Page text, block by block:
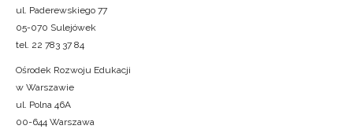
ul. Paderewskiego 77
05-070 Sulejówek
tel. 22 783 37 84
Ośrodek Rozwoju Edukacji
w Warszawie
ul. Polna 46A
00-644 Warszawa